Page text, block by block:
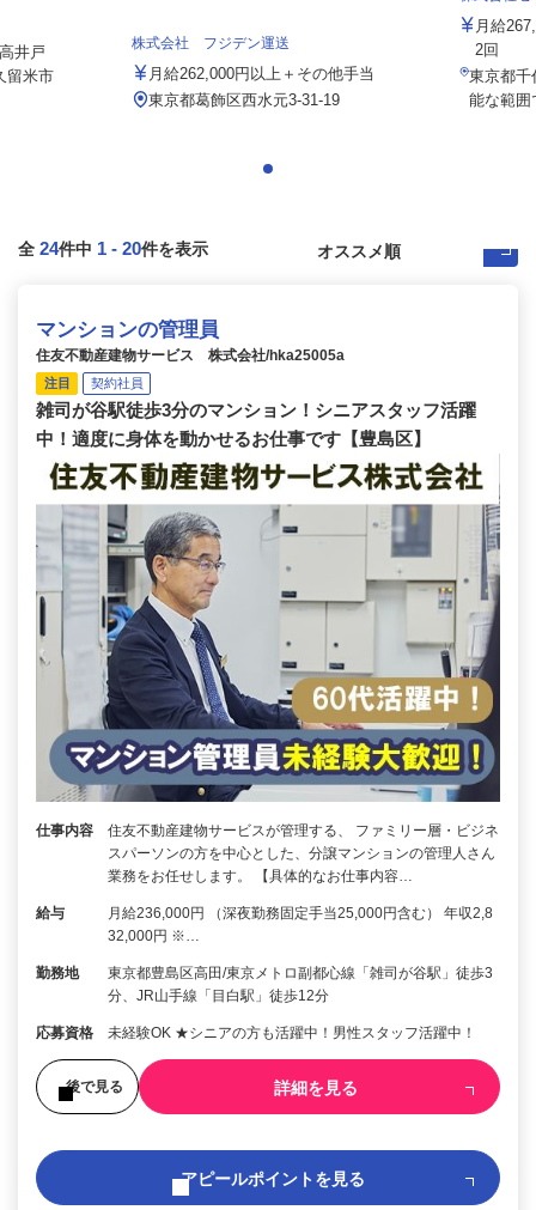
井戸
留米市
株式会社 フジデン運送
月給262,000円以上＋その他手当
東京都葛飾区西水元3‐31‐19
月給
2回
東京都
能な範囲
全 24件中 1 - 20件を表示
マンションの管理員
住友不動産建物サービス 株式会社/hka25005a
注目 契約社員
雑司が谷駅徒歩3分のマンション！シニアスタッフ活躍
中！適度に身体を動かせるお仕事です【豊島区】
仕事内容
住友不動産建物サービスが管理する、 ファミリー層・ビジネ
スパーソンの方を中心とした、分譲マンションの管理人さん
業務をお任せします。 【具体的なお仕事内容…
給与
月給236,000円 （深夜勤務固定手当25,000円含む） 年収2,8
32,000円 ※…
勤務地
東京都豊島区高田/東京メトロ副都心線「雑司が谷駅」徒歩3
分、JR山手線「目白駅」徒歩12分
応募資格 未経験OK ★シニアの方も活躍中！男性スタッフ活躍中！
後で見る 詳細を見る
アピールポイントを見る